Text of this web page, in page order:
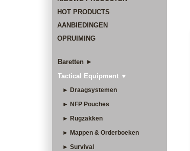
HOT PRODUCTS
AANBIEDINGEN
OPRUIMING
Baretten ►
Tactical Equipment ▼
► Draagsystemen
► NFP Pouches
► Rugzakken
► Mappen & Orderboeken
► Survival